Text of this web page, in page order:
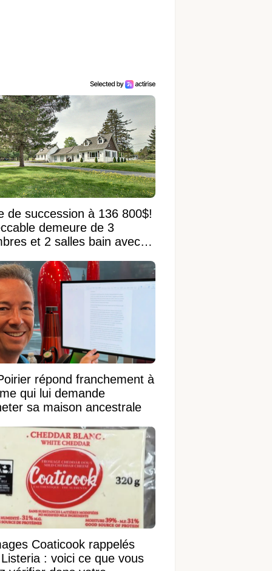
de succession à 136 800$!
demeure de 3
et 2 salles bain avec
répond franchement à
qui lui demande
sa maison ancestrale
Coaticook rappelés
: voici ce que vous